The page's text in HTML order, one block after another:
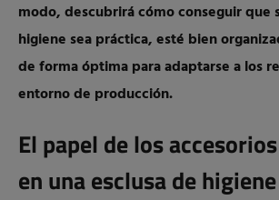
modo, descubrirá cómo conseguir que
higiene sea práctica, esté bien
de forma óptima para adaptarse a los
entorno de producción.
El papel de los
en una esclusa de higiene